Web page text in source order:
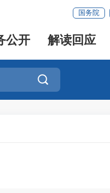
国务院
公开 解读回应
